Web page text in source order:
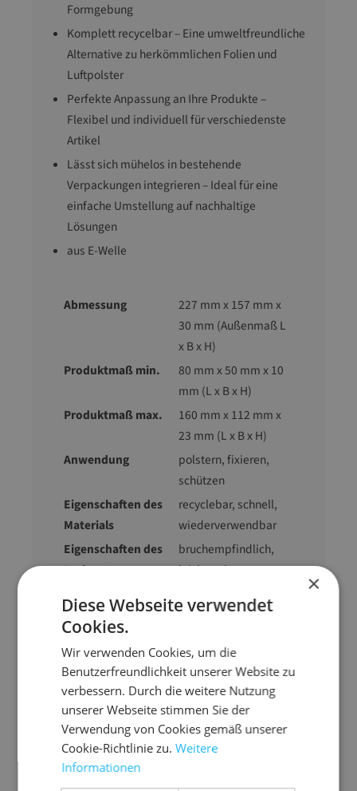
Formgebung
Komplett recycelbar – Eine umweltfreundliche
Alternative zu herkömmlichen Folien und
Luftpolster
Perfekte Anpassung an Ihre Produkte –
Flexibel und individuell für verschiedenste
Artikel
Lässt sich mühelos in bestehende
Verpackungen integrieren – Ideal für eine
einfache Umstellung auf nachhaltige
Lösungen
aus E-Welle
Abmessung
227 mm x 157 mm x
30 mm (Außenmaß L
x B x H)
Produktmaß min.
80 mm x 50 mm x 10
mm (L x B x H)
Produktmaß max.
160 mm x 112 mm x
23 mm (L x B x H)
Anwendung
polstern, fixieren,
schützen
Eigenschaften des
Materials
recyclebar, schnell,
wiederverwendbar
Eigenschaften des
Packguts
bruchempfindlich,
leicht, schwer
Gewicht
Ähnliche Artikel
×
Diese Webseite verwendet
Cookies.
Wir verwenden Cookies, um die
Benutzerfreundlichkeit unserer Website zu
verbessern. Durch die weitere Nutzung
unserer Webseite stimmen Sie der
Verwendung von Cookies gemäß unserer
Cookie-Richtlinie zu.Weitere
Informationen